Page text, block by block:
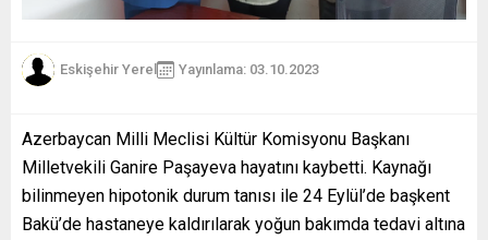
Eskişehir Yerel Yayınlama: 03.10.2023
Azerbaycan Milli Meclisi Kültür Komisyonu Başkanı
Milletvekili Ganire Paşayeva hayatını kaybetti. Kaynağı
bilinmeyen hipotonik durum tanısı ile 24 Eylül’de başkent
Bakü’de hastaneye kaldırılarak yoğun bakımda tedavi altına